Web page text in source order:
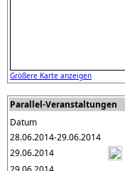
Größere Karte anzeigen
Parallel-Veranstaltungen
Datum
28.06.2014-29.06.2014
29.06.2014